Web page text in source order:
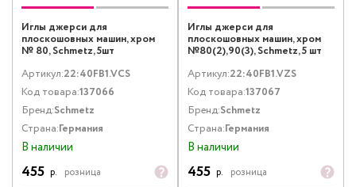
Иглы джерси для
плоскошовных машин, хром
№ 80, Schmetz, 5шт
Артикул:22:40FB1.VCS
Код товара:137066
Бренд:Schmetz
Страна:Германия
В наличии
455 р. розница
Иглы джерси для
плоскошовных машин, хром
№80(2),90(3), Schmetz, 5 шт
Артикул:22:40FB1.VZS
Код товара:137067
Бренд:Schmetz
Страна:Германия
В наличии
455 р. розница